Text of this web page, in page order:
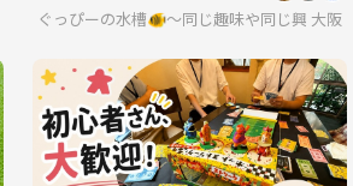
ぐっぴーの水槽🐠〜同じ趣味や同じ興味で
大阪